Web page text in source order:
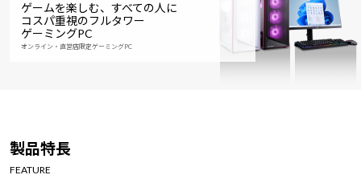
ゲームを楽しむ、すべての人に
コスパ重視のフルタワー
ゲーミングPC
オンライン・直営店限定ゲーミングPC
製品特長
FEATURE